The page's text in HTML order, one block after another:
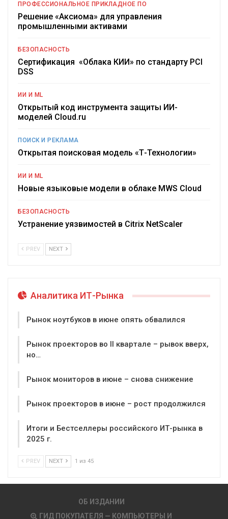
ПРОФЕССИОНАЛЬНОЕ ПРИКЛАДНОЕ ПО
Решение «Аксиома» для управления
промышленными активами
БЕЗОПАСНОСТЬ
Сертификация «Облака КИИ» по стандарту PCI
DSS
ИИ И ML
Открытый код инструмента защиты ИИ-
моделей Cloud.ru
ПОИСК И РЕКЛАМА
Открытая поисковая модель «Т-Технологии»
ИИ И ML
Новые языковые модели в облаке MWS Cloud
БЕЗОПАСНОСТЬ
Устранение уязвимостей в Citrix NetScaler
PREV NEXT
Аналитика ИТ-Рынка
Рынок ноутбуков в июне опять обвалился
Рынок проекторов во II квартале – рывок вверх,
но…
Рынок мониторов в июне – снова снижение
Рынок проекторов в июне – рост продолжился
Итоги и Бестселлеры российского ИТ-рынка в
2025 г.
PREV NEXT 1 из 45
ОБ ИЗДАНИИ
ГИД ПОКУПАТЕЛЯ — КОМПЬЮТЕРЫ И